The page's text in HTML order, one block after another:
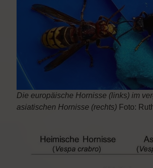
Die europäische Hornisse (links) im
asiatischen Hornisse (rechts) Foto: